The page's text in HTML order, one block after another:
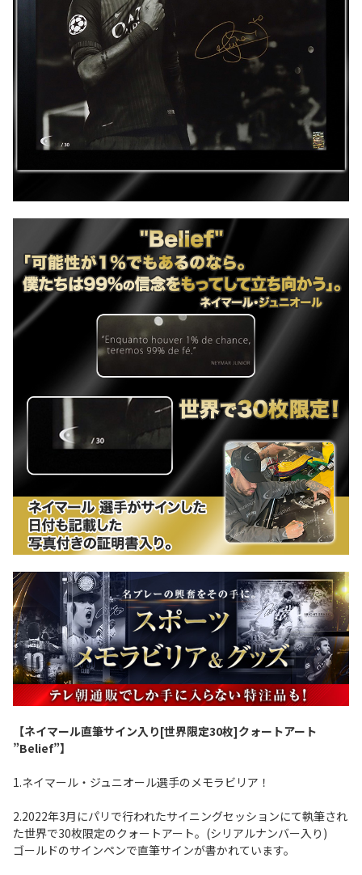
【ネイマール直筆サイン入り[世界限定30枚]クォートアート
”Belief”】
1.ネイマール・ジュニオール選手のメモラビリア！
2.2022年3月にパリで行われたサイニングセッションにて執筆され
た世界で30枚限定のクォートアート。(シリアルナンバー入り)
ゴールドのサインペンで直筆サインが書かれています。